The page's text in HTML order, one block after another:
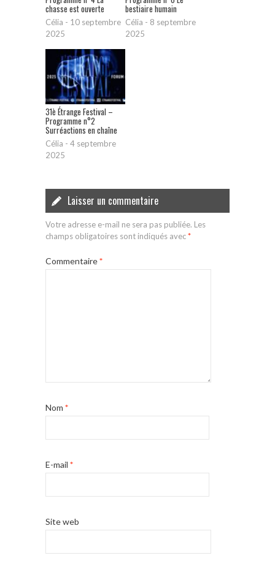
chasse est ouverte
Célia - 10 septembre
2025
bestiaire humain
Célia - 8 septembre
2025
31è Étrange Festival –
Programme n°2
Surréactions en chaîne
Célia - 4 septembre
2025
Laisser un commentaire
Votre adresse e-mail ne sera pas publiée. Les
champs obligatoires sont indiqués avec*
Commentaire*
Nom *
E-mail *
Site web